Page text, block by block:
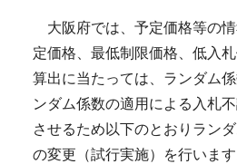
大阪府では、予定価格等の
定価格、最低制限価格、低入
算出に当たっては、ランダム
ンダム係数の適用による入札
させるため以下のとおりラン
の変更（試行実施）を行います